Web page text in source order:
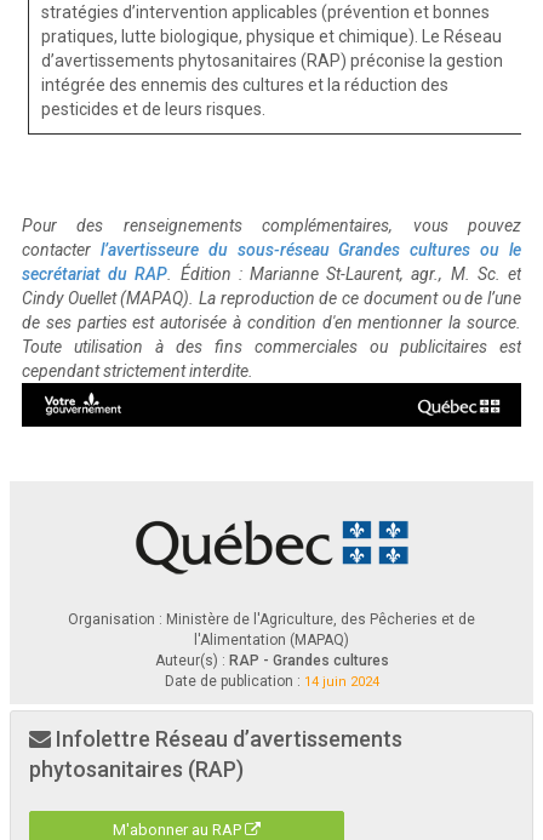
stratégies d’intervention applicables (prévention et bonnes
pratiques, lutte biologique, physique et chimique). Le Réseau
d’avertissements phytosanitaires (RAP) préconise la gestion
intégrée des ennemis des cultures et la réduction des
pesticides et de leurs risques.
Pour des renseignements complémentaires, vous pouvez
contacter l’avertisseure du sous-réseau Grandes cultures ou le
secrétariat du RAP . Édition : Marianne St-Laurent, agr., M. Sc. et
Cindy Ouellet (MAPAQ). La reproduction de ce document ou de l’une
de ses parties est autorisée à condition d'en mentionner la source.
Toute utilisation à des fins commerciales ou publicitaires est
cependant strictement interdite.
Organisation : Ministère de l'Agriculture, des Pêcheries et de
l'Alimentation (MAPAQ)
Auteur(s) : RAP - Grandes cultures
Date de publication : 14 juin 2024
Infolettre Réseau d’avertissements
phytosanitaires (RAP)
M'abonner au RAP